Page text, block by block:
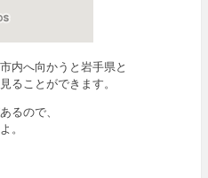
内へ向かうと岩手県と
ることができます。
るので、
。